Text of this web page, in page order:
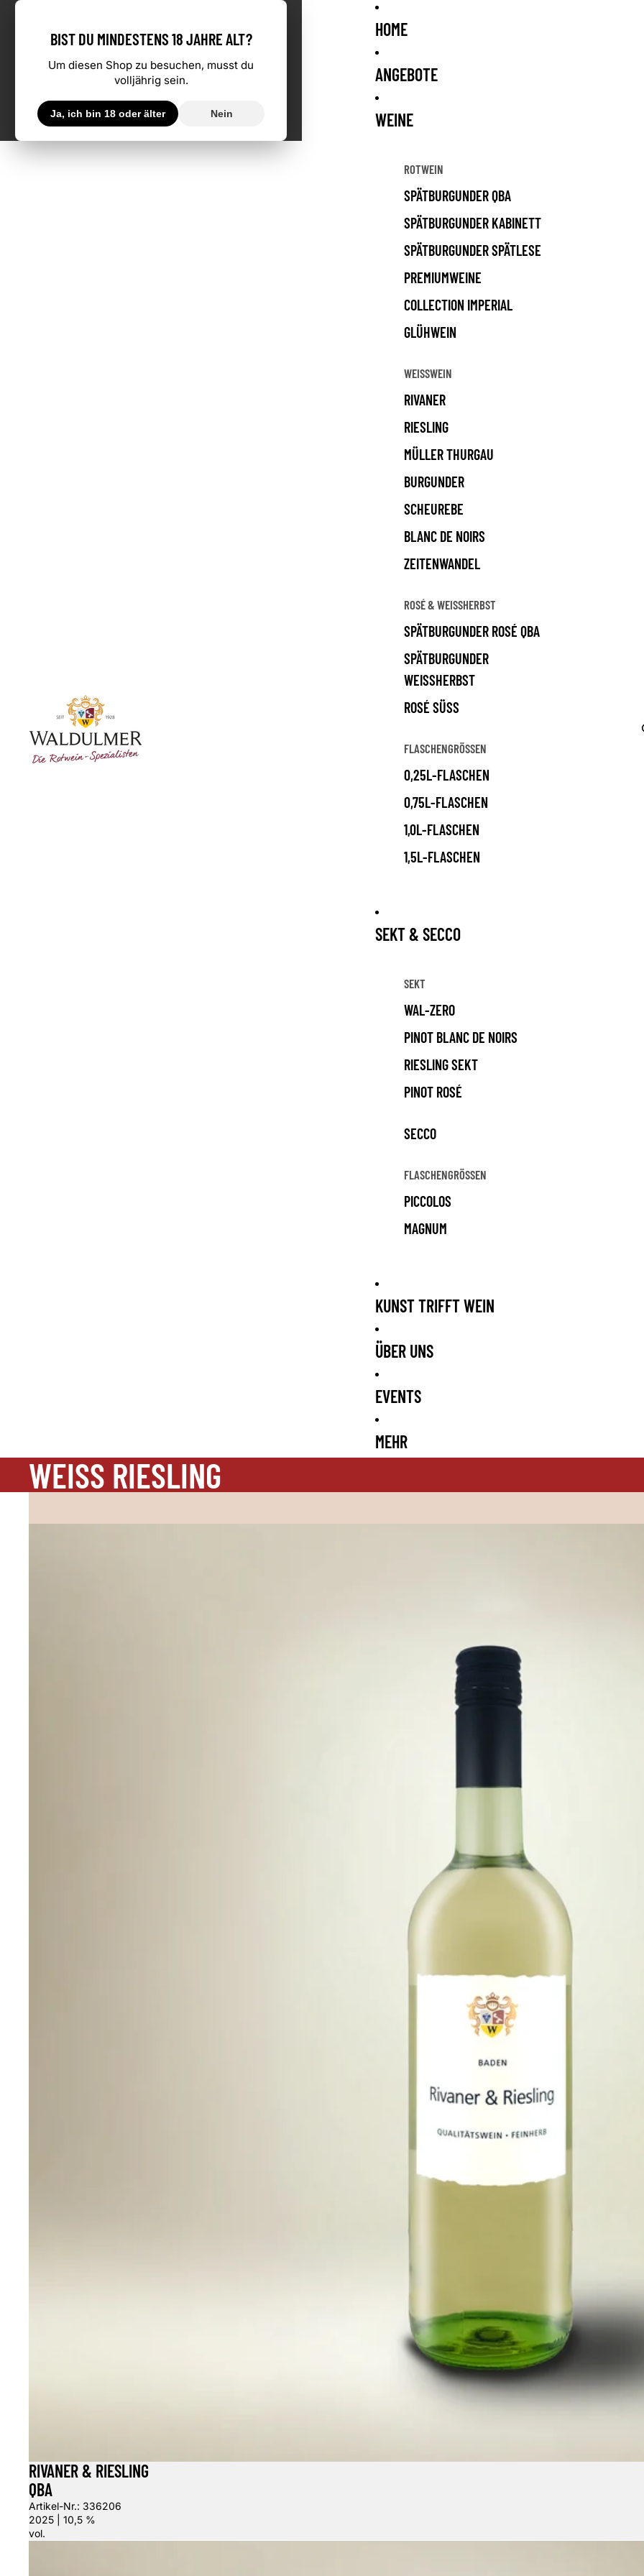
HOME
ANGEBOTE
WEINE
ROTWEIN
SPÄTBURGUNDER QBA
SPÄTBURGUNDER KABINETT
SPÄTBURGUNDER SPÄTLESE
PREMIUMWEINE
COLLECTION IMPERIAL
GLÜHWEIN
WEISSWEIN
RIVANER
RIESLING
MÜLLER THURGAU
BURGUNDER
SCHEUREBE
BLANC DE NOIRS
ZEITENWANDEL
ROSÉ & WEISSHERBST
SPÄTBURGUNDER ROSÉ QBA
SPÄTBURGUNDER
WEISSHERBST
ROSÉ SÜSS
FLASCHENGRÖSSEN
0,25L-FLASCHEN
0,75L-FLASCHEN
1,0L-FLASCHEN
1,5L-FLASCHEN
SEKT & SECCO
SEKT
WAL-ZERO
PINOT BLANC DE NOIRS
RIESLING SEKT
PINOT ROSÉ
SECCO
FLASCHENGRÖSSEN
PICCOLOS
MAGNUM
KUNST TRIFFT WEIN
ÜBER UNS
EVENTS
MEHR
WEISS RIESLING
RIVANER & RIESLING
QBA
Artikel-Nr.: 336206
2025 | 10,5 %
vol.
BIST DU MINDESTENS 18 JAHRE ALT?
Um diesen Shop zu besuchen, musst du
volljährig sein.
Ja, ich bin 18 oder älter Nein